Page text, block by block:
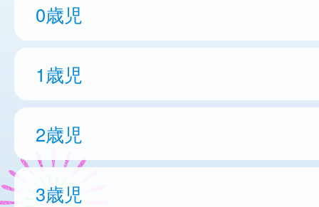
0歳児
1歳児
2歳児
3歳児